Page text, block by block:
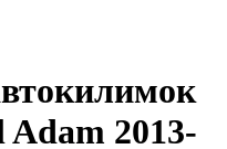
Adam 2013-